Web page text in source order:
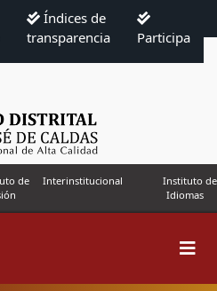
Índices de
transparencia
Participa
de
Interinstitucional
Instituto de
Idiomas